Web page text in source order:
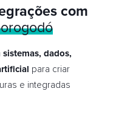
com
sistemas, dados,
para criar
e integradas